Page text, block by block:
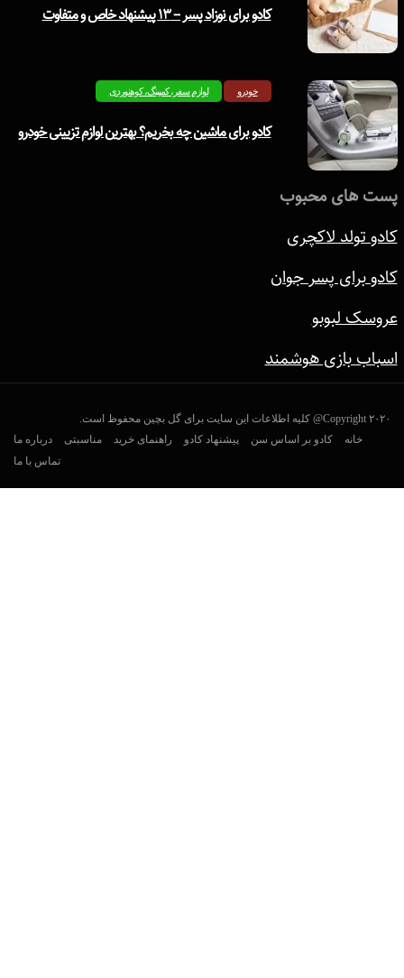
کادو برای نوزاد پسر – ۱۳ پیشنهاد خاص و متفاوت
خودرو لوازم سفر، کمپینگ، کوهنوردی
کادو برای ماشین چه بخریم؟ بهترین لوازم تزیینی خودرو
پست های محبوب
کادو تولد لاکچری
کادو برای پسر جوان
عروسک لبوبو
اسباب بازی هوشمند
Copyright ۲۰۲۰@ کلیه اطلاعات این سایت برای گل بچین محفوظ است.
خانه
کادو بر اساس سن پیشنهاد کادو راهنمای خرید مناسبتی
درباره ما
تماس با ما